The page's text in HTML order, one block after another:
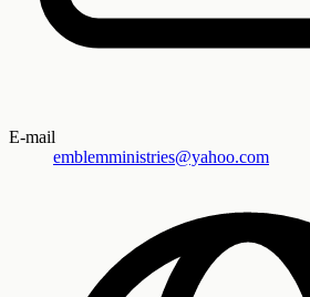
E-mail
emblemministries@yahoo.com